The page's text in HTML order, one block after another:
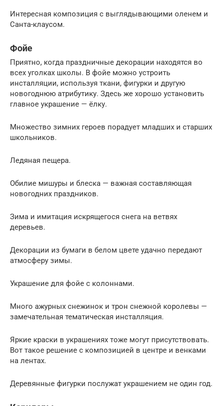
Интересная композиция с выглядывающими оленем и
Санта-клаусом.
Фойе
Приятно, когда праздничные декорации находятся во
всех уголках школы. В фойе можно устроить
инсталляции, используя ткани, фигурки и другую
новогоднюю атрибутику. Здесь же хорошо установить
главное украшение — ёлку.
Множество зимних героев порадует младших и старших
школьников.
Ледяная пещера.
Обилие мишуры и блеска — важная составляющая
новогодних праздников.
Зима и имитация искрящегося снега на ветвях
деревьев.
Декорации из бумаги в белом цвете удачно передают
атмосферу зимы.
Украшение для фойе с колоннами.
Много ажурных снежинок и трон снежной королевы —
замечательная тематическая инсталляция.
Яркие краски в украшениях тоже могут присутствовать.
Вот такое решение с композицией в центре и венками
на лентах.
Деревянные фигурки послужат украшением не один год.